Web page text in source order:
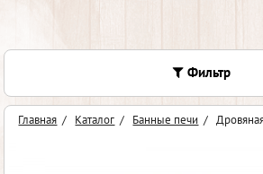
Фильтр
Главная / Каталог / Банные печи /